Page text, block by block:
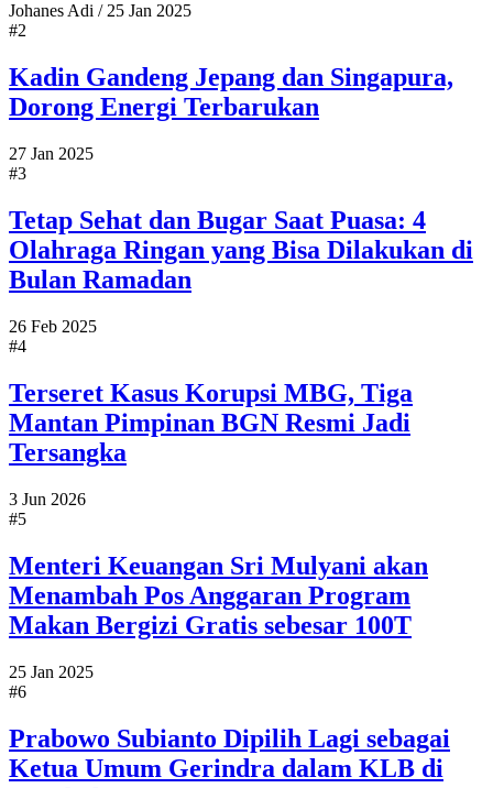
Johanes Adi / 25 Jan 2025
#2
Kadin Gandeng Jepang dan Singapura,
Dorong Energi Terbarukan
27 Jan 2025
#3
Tetap Sehat dan Bugar Saat Puasa: 4
Olahraga Ringan yang Bisa Dilakukan di
Bulan Ramadan
26 Feb 2025
#4
Terseret Kasus Korupsi MBG, Tiga
Mantan Pimpinan BGN Resmi Jadi
Tersangka
3 Jun 2026
#5
Menteri Keuangan Sri Mulyani akan
Menambah Pos Anggaran Program
Makan Bergizi Gratis sebesar 100T
25 Jan 2025
#6
Prabowo Subianto Dipilih Lagi sebagai
Ketua Umum Gerindra dalam KLB di